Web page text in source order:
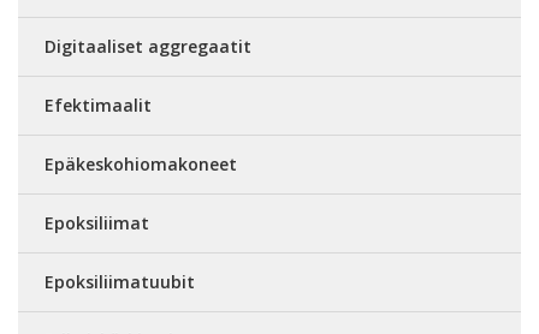
Digitaaliset aggregaatit
Efektimaalit
Epäkeskohiomakoneet
Epoksiliimat
Epoksiliimatuubit